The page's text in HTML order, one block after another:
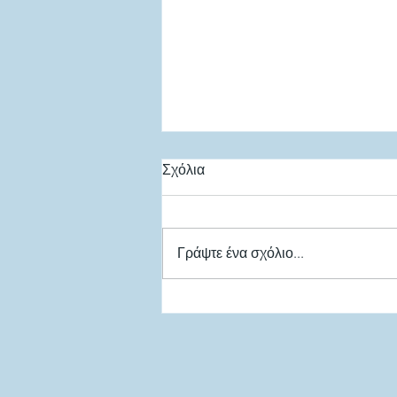
Σχόλια
Γράψτε ένα σχόλιο...